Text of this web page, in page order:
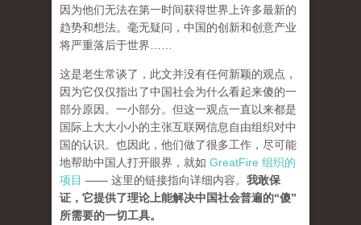
因为他们无法在第一时间获得世界上许多最新的
趋势和想法。毫无疑问，中国的创新和创意产业
将严重落后于世界……
这是老生常谈了，此文并没有任何新颖的观点，
因为它仅仅指出了中国社会为什么看起来傻的一
部分原因。一小部分。但这一观点一直以来都是
国际上大大小小的主张互联网信息自由组织对中
国的认识。也因此，他们做了很多工作，尽可能
地帮助中国人打开眼界，就如 GreatFire 组织的
项目 —— 这里的链接指向详细内容。 我敢保
证，它提供了理论上能解决中国社会普遍的“傻”
所需要的一切工具。